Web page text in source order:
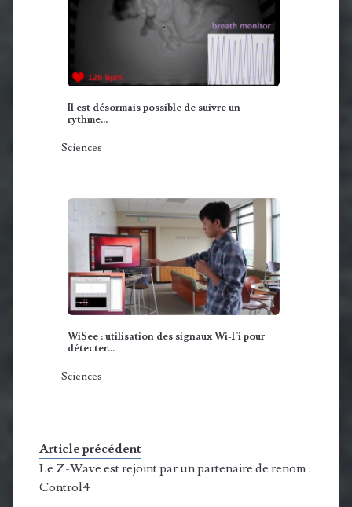
Il est désormais possible de suivre un
rythme…
Sciences
WiSee : utilisation des signaux Wi-Fi pour
détecter…
Sciences
Article précédent
Le Z-Wave est rejoint par un partenaire de renom :
Control4